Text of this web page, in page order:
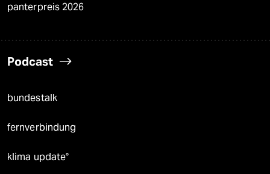
panterpreis 2026
Podcast
bundestalk
fernverbindung
klima update°